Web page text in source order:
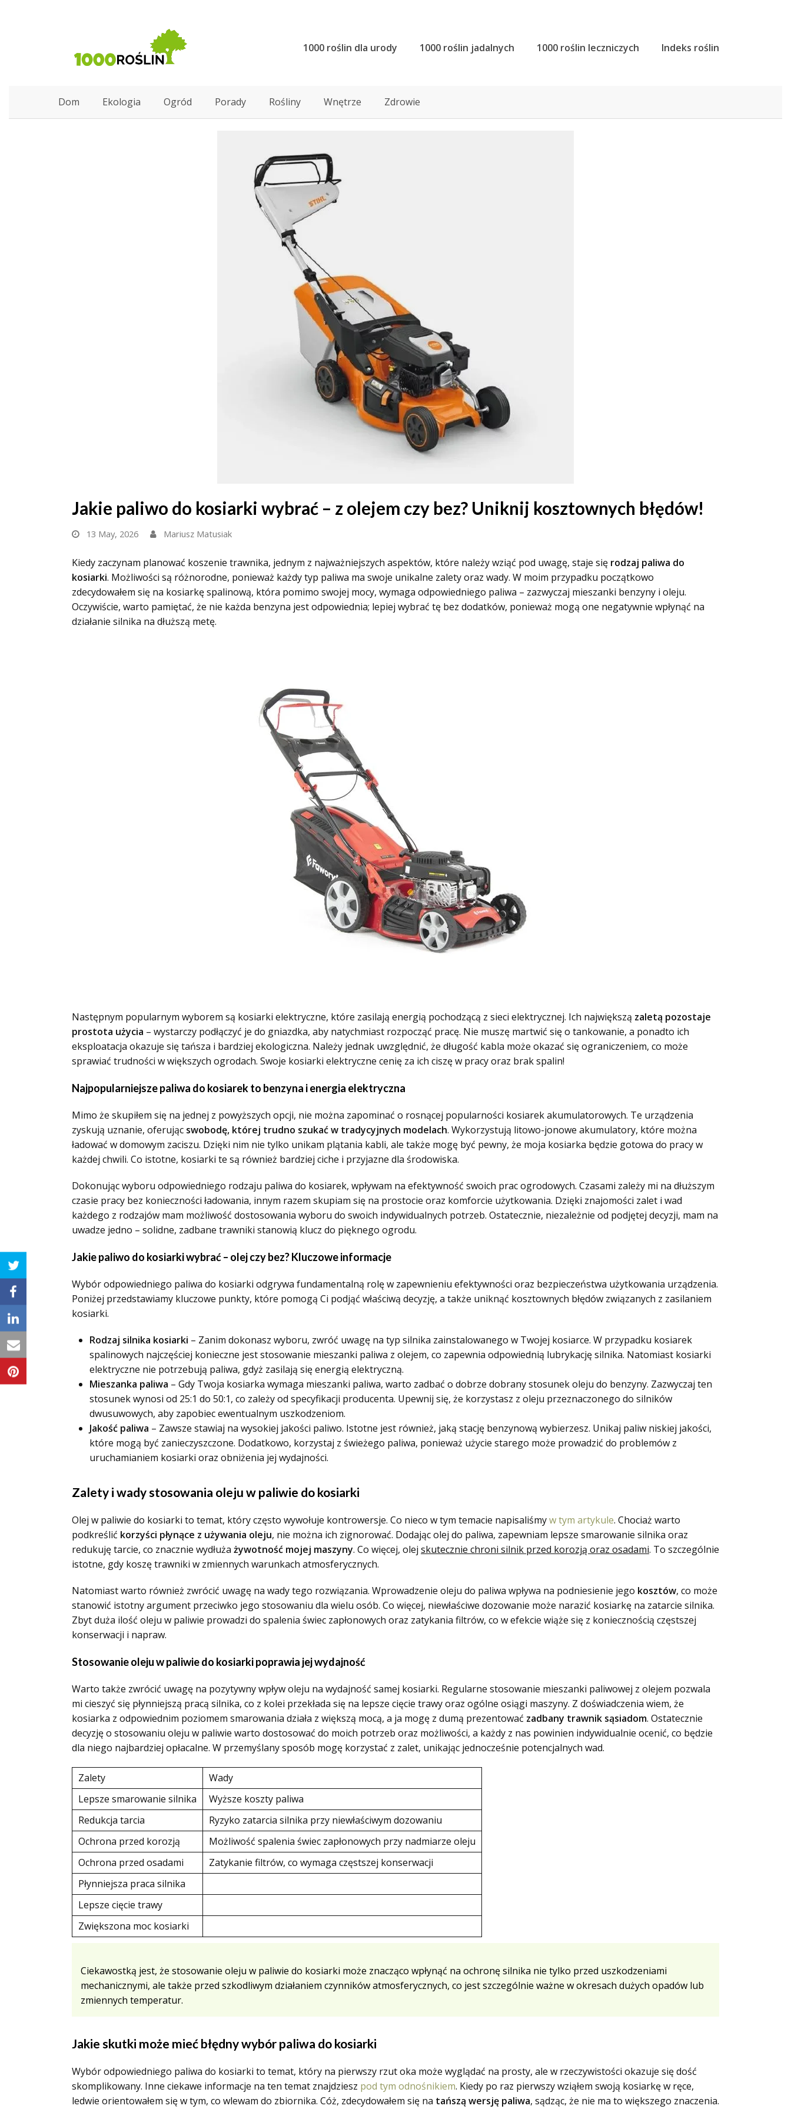
1000 roślin dla urody 1000 roślin jadalnych 1000 roślin leczniczych Indeks roślin
Dom Ekologia Ogród Porady Rośliny Wnętrze Zdrowie
Jakie paliwo do kosiarki wybrać – z olejem czy bez? Uniknij kosztownych błędów!
13 May, 2026 Mariusz Matusiak
Kiedy zaczynam planować koszenie trawnika, jednym z najważniejszych aspektów, które należy wziąć pod uwagę, staje się rodzaj paliwa do
kosiarki. Możliwości są różnorodne, ponieważ każdy typ paliwa ma swoje unikalne zalety oraz wady. W moim przypadku początkowo
zdecydowałem się na kosiarkę spalinową, która pomimo swojej mocy, wymaga odpowiedniego paliwa – zazwyczaj mieszanki benzyny i oleju.
Oczywiście, warto pamiętać, że nie każda benzyna jest odpowiednia; lepiej wybrać tę bez dodatków, ponieważ mogą one negatywnie wpłynąć na
działanie silnika na dłuższą metę.
Następnym popularnym wyborem są kosiarki elektryczne, które zasilają energią pochodzącą z sieci elektrycznej. Ich największą zaletą pozostaje
prostota użycia – wystarczy podłączyć je do gniazdka, aby natychmiast rozpocząć pracę. Nie muszę martwić się o tankowanie, a ponadto ich
eksploatacja okazuje się tańsza i bardziej ekologiczna. Należy jednak uwzględnić, że długość kabla może okazać się ograniczeniem, co może
sprawiać trudności w większych ogrodach. Swoje kosiarki elektryczne cenię za ich ciszę w pracy oraz brak spalin!
Najpopularniejsze paliwa do kosiarek to benzyna i energia elektryczna
Mimo że skupiłem się na jednej z powyższych opcji, nie można zapominać o rosnącej popularności kosiarek akumulatorowych. Te urządzenia
zyskują uznanie, oferując swobodę, której trudno szukać w tradycyjnych modelach. Wykorzystują litowo-jonowe akumulatory, które można
ładować w domowym zaciszu. Dzięki nim nie tylko unikam plątania kabli, ale także mogę być pewny, że moja kosiarka będzie gotowa do pracy w
każdej chwili. Co istotne, kosiarki te są również bardziej ciche i przyjazne dla środowiska.
Dokonując wyboru odpowiedniego rodzaju paliwa do kosiarek, wpływam na efektywność swoich prac ogrodowych. Czasami zależy mi na dłuższym
czasie pracy bez konieczności ładowania, innym razem skupiam się na prostocie oraz komforcie użytkowania. Dzięki znajomości zalet i wad
każdego z rodzajów mam możliwość dostosowania wyboru do swoich indywidualnych potrzeb. Ostatecznie, niezależnie od podjętej decyzji, mam na
uwadze jedno – solidne, zadbane trawniki stanowią klucz do pięknego ogrodu.
Jakie paliwo do kosiarki wybrać – olej czy bez? Kluczowe informacje
Wybór odpowiedniego paliwa do kosiarki odgrywa fundamentalną rolę w zapewnieniu efektywności oraz bezpieczeństwa użytkowania urządzenia.
Poniżej przedstawiamy kluczowe punkty, które pomogą Ci podjąć właściwą decyzję, a także uniknąć kosztownych błędów związanych z zasilaniem
kosiarki.
Rodzaj silnika kosiarki – Zanim dokonasz wyboru, zwróć uwagę na typ silnika zainstalowanego w Twojej kosiarce. W przypadku kosiarek
spalinowych najczęściej konieczne jest stosowanie mieszanki paliwa z olejem, co zapewnia odpowiednią lubrykację silnika. Natomiast kosiarki
elektryczne nie potrzebują paliwa, gdyż zasilają się energią elektryczną.
Mieszanka paliwa – Gdy Twoja kosiarka wymaga mieszanki paliwa, warto zadbać o dobrze dobrany stosunek oleju do benzyny. Zazwyczaj ten
stosunek wynosi od 25:1 do 50:1, co zależy od specyfikacji producenta. Upewnij się, że korzystasz z oleju przeznaczonego do silników
dwusuwowych, aby zapobiec ewentualnym uszkodzeniom.
Jakość paliwa – Zawsze stawiaj na wysokiej jakości paliwo. Istotne jest również, jaką stację benzynową wybierzesz. Unikaj paliw niskiej jakości,
które mogą być zanieczyszczone. Dodatkowo, korzystaj z świeżego paliwa, ponieważ użycie starego może prowadzić do problemów z
uruchamianiem kosiarki oraz obniżenia jej wydajności.
Zalety i wady stosowania oleju w paliwie do kosiarki
Olej w paliwie do kosiarki to temat, który często wywołuje kontrowersje. Co nieco w tym temacie napisaliśmyw tym artykule. Chociaż warto
podkreślić korzyści płynące z używania oleju, nie można ich zignorować. Dodając olej do paliwa, zapewniam lepsze smarowanie silnika oraz
redukuję tarcie, co znacznie wydłuża żywotność mojej maszyny. Co więcej, olej skutecznie chroni silnik przed korozją oraz osadami. To szczególnie
istotne, gdy koszę trawniki w zmiennych warunkach atmosferycznych.
Natomiast warto również zwrócić uwagę na wady tego rozwiązania. Wprowadzenie oleju do paliwa wpływa na podniesienie jego kosztów, co może
stanowić istotny argument przeciwko jego stosowaniu dla wielu osób. Co więcej, niewłaściwe dozowanie może narazić kosiarkę na zatarcie silnika.
Zbyt duża ilość oleju w paliwie prowadzi do spalenia świec zapłonowych oraz zatykania filtrów, co w efekcie wiąże się z koniecznością częstszej
konserwacji i napraw.
Stosowanie oleju w paliwie do kosiarki poprawia jej wydajność
Warto także zwrócić uwagę na pozytywny wpływ oleju na wydajność samej kosiarki. Regularne stosowanie mieszanki paliwowej z olejem pozwala
mi cieszyć się płynniejszą pracą silnika, co z kolei przekłada się na lepsze cięcie trawy oraz ogólne osiągi maszyny. Z doświadczenia wiem, że
kosiarka z odpowiednim poziomem smarowania działa z większą mocą, a ja mogę z dumą prezentować zadbany trawnik sąsiadom. Ostatecznie
decyzję o stosowaniu oleju w paliwie warto dostosować do moich potrzeb oraz możliwości, a każdy z nas powinien indywidualnie ocenić, co będzie
dla niego najbardziej opłacalne. W przemyślany sposób mogę korzystać z zalet, unikając jednocześnie potencjalnych wad.
Zalety
Wady
Lepsze smarowanie silnika
Wyższe koszty paliwa
Redukcja tarcia
Ryzyko zatarcia silnika przy niewłaściwym dozowaniu
Ochrona przed korozją
Możliwość spalenia świec zapłonowych przy nadmiarze oleju
Ochrona przed osadami
Zatykanie filtrów, co wymaga częstszej konserwacji
Płynniejsza praca silnika
Lepsze cięcie trawy
Zwiększona moc kosiarki
Ciekawostką jest, że stosowanie oleju w paliwie do kosiarki może znacząco wpłynąć na ochronę silnika nie tylko przed uszkodzeniami
mechanicznymi, ale także przed szkodliwym działaniem czynników atmosferycznych, co jest szczególnie ważne w okresach dużych opadów lub
zmiennych temperatur.
Jakie skutki może mieć błędny wybór paliwa do kosiarki
Wybór odpowiedniego paliwa do kosiarki to temat, który na pierwszy rzut oka może wyglądać na prosty, ale w rzeczywistości okazuje się dość
skomplikowany. Inne ciekawe informacje na ten temat znajdziesz pod tym odnośnikiem. Kiedy po raz pierwszy wziąłem swoją kosiarkę w ręce,
ledwie orientowałem się w tym, co wlewam do zbiornika. Cóż, zdecydowałem się na tańszą wersję paliwa, sądząc, że nie ma to większego znaczenia.